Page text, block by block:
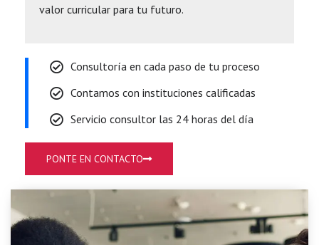
valor curricular para tu futuro.
Consultoría en cada paso de tu proceso
Contamos con instituciones calificadas
Servicio consultor las 24 horas del día
PONTE EN CONTACTO